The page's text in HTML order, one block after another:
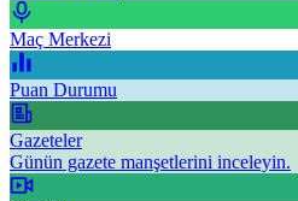
Maç Merkezi
Puan Durumu
Gazeteler
Günün gazete manşetlerini inceleyin.